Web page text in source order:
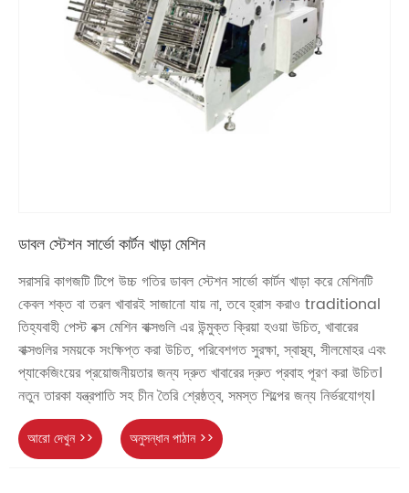
ডাবল স্টেশন সার্ভো কার্টন খাড়া মেশিন
সরাসরি কাগজটি টিপে উচ্চ গতির ডাবল স্টেশন সার্ভো কার্টন খাড়া করে মেশিনটি
কেবল শক্ত বা তরল খাবারই সাজানো যায় না, তবে হ্রাস করাও traditional
তিহ্যবাহী পেস্ট বক্স মেশিন বাক্সগুলি এর উন্মুক্ত ক্রিয়া হওয়া উচিত, খাবারের
বাক্সগুলির সময়কে সংক্ষিপ্ত করা উচিত, পরিবেশগত সুরক্ষা, স্বাস্থ্য, সীলমোহর এবং
প্যাকেজিংয়ের প্রয়োজনীয়তার জন্য দ্রুত খাবারের দ্রুত প্রবাহ পূরণ করা উচিত।
নতুন তারকা যন্ত্রপাতি সহ চীন তৈরি শ্রেষ্ঠত্ব, সমস্ত শিল্পের জন্য নির্ভরযোগ্য।
আরো দেখুন >> অনুসন্ধান পাঠান >>